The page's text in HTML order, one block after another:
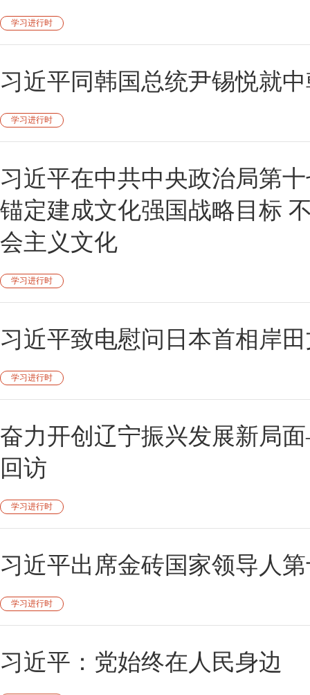
学习进行时
习近平同韩国总统尹锡悦就
学习进行时
习近平在中共中央政治局第
锚定建成文化强国战略目标
会主义文化
学习进行时
习近平致电慰问日本首相岸
学习进行时
奋力开创辽宁振兴发展新局
回访
学习进行时
习近平出席金砖国家领导人
学习进行时
习近平：党始终在人民身边